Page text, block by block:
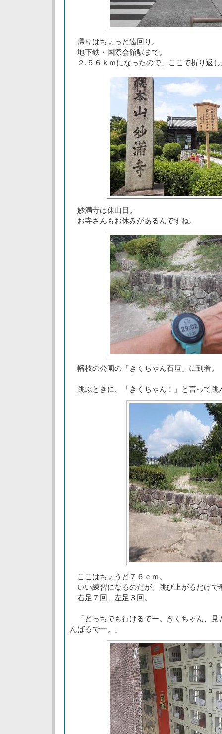
帰りはちょっと遠回り。
地下鉄・国際会館駅まで。
２.５６ｋｍになったので、ここで折り返し
妙満寺は休山日。
お寺さんもお休みがあるんですね。
幡枝の公園の「きくちゃん石垣」に到着。
跳ぶときに、「きくちゃん！」と言って跳
ここはちょうど７６ｃｍ。
いい練習になるのだが、跳び上がるだけで
右足７回、左足３回。
「どっちでも行けるでー。きくちゃん、見
んばるでー。」